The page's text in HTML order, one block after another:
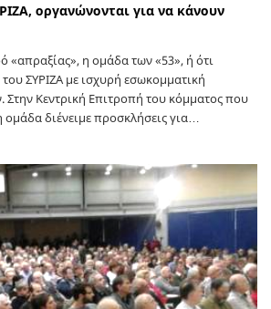
οργανώνονται για να κάνουν
«απραξίας», η ομάδα των «53», ή ότι
ΣΥΡΙΖΑ με ισχυρή εσωκομματική
Στην Κεντρική Επιτροπή του κόμματος που
ομάδα διένειμε προσκλήσεις για…